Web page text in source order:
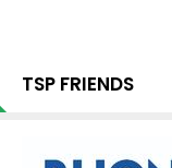
TSP FRIENDS